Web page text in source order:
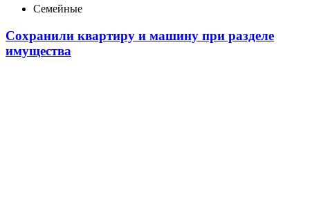
Семейные
Сохранили квартиру и машину при разделе
имущества